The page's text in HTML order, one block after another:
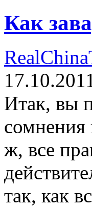
Как
17.10.2011
Итак, вы
сомнения
ж, все
так, как